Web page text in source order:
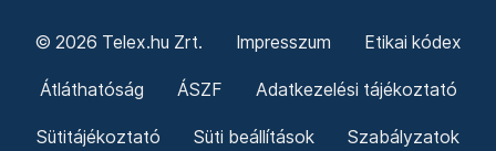
© 2026 Telex.hu Zrt. Impresszum Etikai kódex
Átláthatóság ÁSZF Adatkezelési tájékoztató
Sütitájékoztató Süti beállítások Szabályzatok